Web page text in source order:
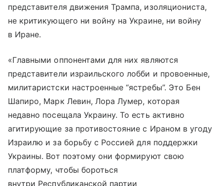
представителя движения Трампа, изоляциониста,
не критикующего ни войну на Украине, ни войну
в Иране.
«Главными оппонентами для них являются
представители израильского лобби и провоенные,
милитаристски настроенные “ястребы”. Это Бен
Шапиро, Марк Левин, Лора Лумер, которая
недавно посещала Украину. То есть активно
агитирующие за противостояние с Ираном в угоду
Израилю и за борьбу с Россией для поддержки
Украины. Вот поэтому они формируют свою
платформу, чтобы бороться
внутри Республиканской партии